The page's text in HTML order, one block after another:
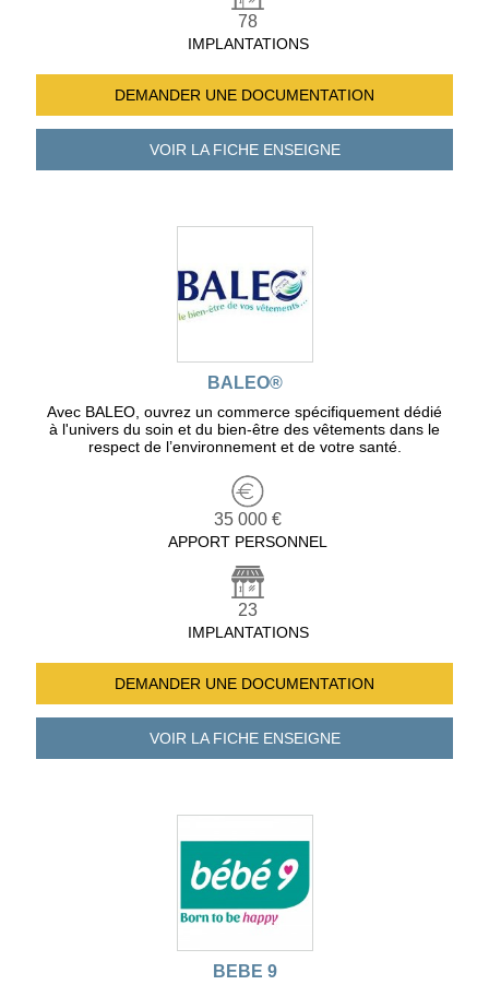
78
IMPLANTATIONS
DEMANDER UNE DOCUMENTATION
VOIR LA FICHEENSEIGNE
BALEO®
Avec BALEO, ouvrez un commerce spécifiquement dédié
à l'univers du soin et du bien-être des vêtements dans le
respect de l’environnement et de votre santé.
35 000 €
APPORT PERSONNEL
23
IMPLANTATIONS
DEMANDER UNE DOCUMENTATION
VOIR LA FICHEENSEIGNE
BEBE 9